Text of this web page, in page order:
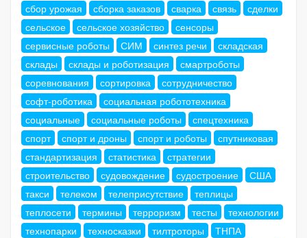
сбор урожая
сборка заказов сварка связь
сделки
сельское
сельское хозяйство
сенсоры
сервисные роботы
СИМ синтез речи
складская
склады
склады и роботизация
смартроботы
соревнования
сортировка
сотрудничество
софт-роботика
социальная робототехника
социальные
социальные роботы
спецтехника
спорт
спорт и дроны спорт и роботы
спутниковая
стандартизация
статистика
стратегии
строительство
судовождение судостроение
США
такси
телеком телеприсутствие
теплицы
теплосети
термины терроризм тесты
технологии
технопарки
техносказки тилтроторы
ТНПА